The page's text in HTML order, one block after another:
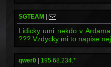
SGTEAM
Lidicky umi nekdo v
??? Vzdycky mi to napise
qwer0 195.68.234.*